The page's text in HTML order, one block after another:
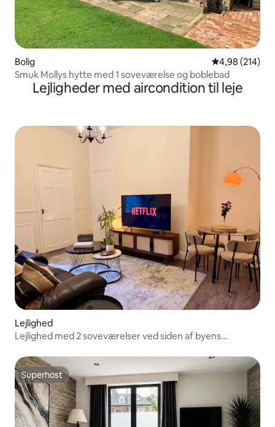
Bolig 4,98 ud af 5 i
4,98 (214)
Smuk Mollys hytte med 1 soveværelse og boblebad
Lejligheder med aircondition til leje
Lejlighed
Lejlighed med 2 soveværelser ved siden af byens
Superhost
Superhost